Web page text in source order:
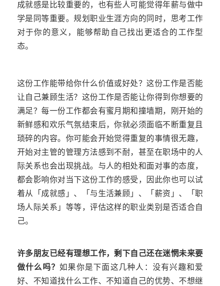
成就感是比较重要的，也有些人可能觉得年薪与做中
学是同等重要。规划职业生涯方向的同时，思考工作
对于你的意义，能够帮助自己找出更适合的工作型
态。
这份工作能带给你什么价值或好处？这份工作是否能
让自己兼顾生活？这份工作是否能让你得到你想要的
满足？每一份工作都会有蜜月期和撞墙期，刚开始的
新鲜感和欢乐气氛结束后，你就必须面临不断重复且
琐碎的内容。你可能会开始觉得重复的事情很无趣，
开始对主管的管理方法感到不耐，甚至在职场中的人
际关系也会出现挑战。与人的相处和面对事的态度，
都会影响你对当下这份工作的感受，因此你也可以试
着从「成就感」、「与生活兼顾」、「薪资」、「职
场人际关系」等等，评估这样的职业类别是否适合自
己。
许多朋友已经有理想工作，剩下自己还在迷惘未来要
做什么吗？如果你是下面这几种人：没有兴趣和爱
好、不知道找什么工作、不知道自己的优势、不想继